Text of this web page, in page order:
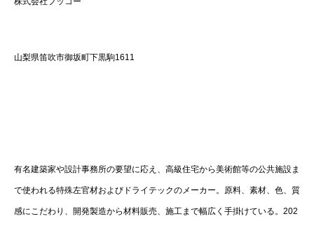
山梨県笛吹市御坂町下黒駒1611
有名建築家や設計事務所の要望に応え、高級住宅から美術館等の公共施設ま
で使われる特殊左官材およびドライテックのメーカー。原料、素材、色、質
感にこだわり、開発製造から材料販売、施工まで幅広く手掛けている。202